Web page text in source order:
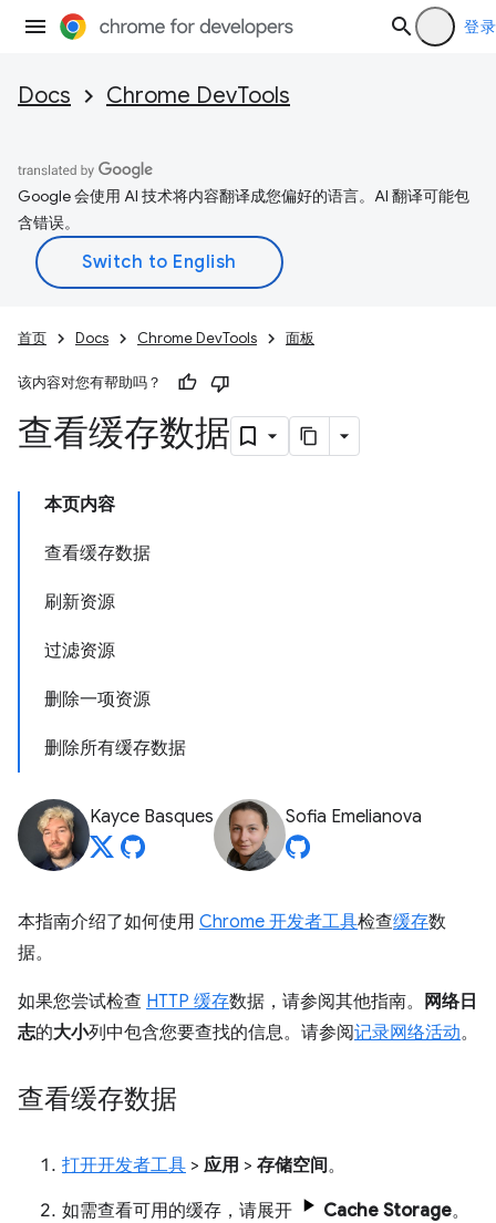
登录
Docs Chrome DevTools
Google 会使用 AI 技术将内容翻译成您偏好的语言。AI 翻译可能包
含错误。
首页 Docs Chrome DevTools 面板
该内容对您有帮助吗？
查看缓存数据
本页内容
查看缓存数据
刷新资源
过滤资源
删除一项资源
删除所有缓存数据
Kayce Basques Sofia Emelianova
本指南介绍了如何使用 Chrome 开发者工具检查缓存数
据。
如果您尝试检查 HTTP 缓存数据，请参阅其他指南。
网络日
志的大小列中包含您要查找的信息。请参阅记录网络活动。
查看缓存数据
打开开发者工具 > 应用 > 存储空间。
如需查看可用的缓存，请展开 Cache Storage。